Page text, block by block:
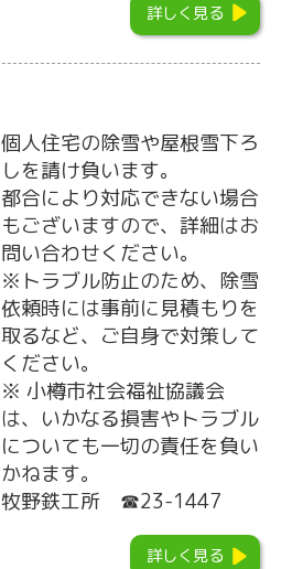
詳しく見る
個人住宅の除雪や屋根雪下ろ
しを請け負います。
都合により対応できない場合
もございますので、詳細はお
問い合わせください。
※トラブル防止のため、除雪
依頼時には事前に見積もりを
取るなど、ご自身で対策して
ください。
※ 小樽市社会福祉協議会
は、いかなる損害やトラブル
についても一切の責任を負い
かねます。
牧野鉄工所 ☎23-1447
詳しく見る